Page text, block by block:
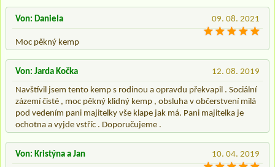
09. 08. 2021
Von: Daniela
Moc pěkný kemp
12. 08. 2019
Von: Jarda Kočka
Navštívil jsem tento kemp s rodinou a opravdu překvapil . Sociální
zázemí čisté , moc pěkný klidný kemp , obsluha v občerstvení milá
pod vedením pani majitelky vše klape jak má. Pani majitelka je
ochotna a vyjde vstříc . Doporučujeme .
10. 04. 2019
Von: Kristýna a Jan